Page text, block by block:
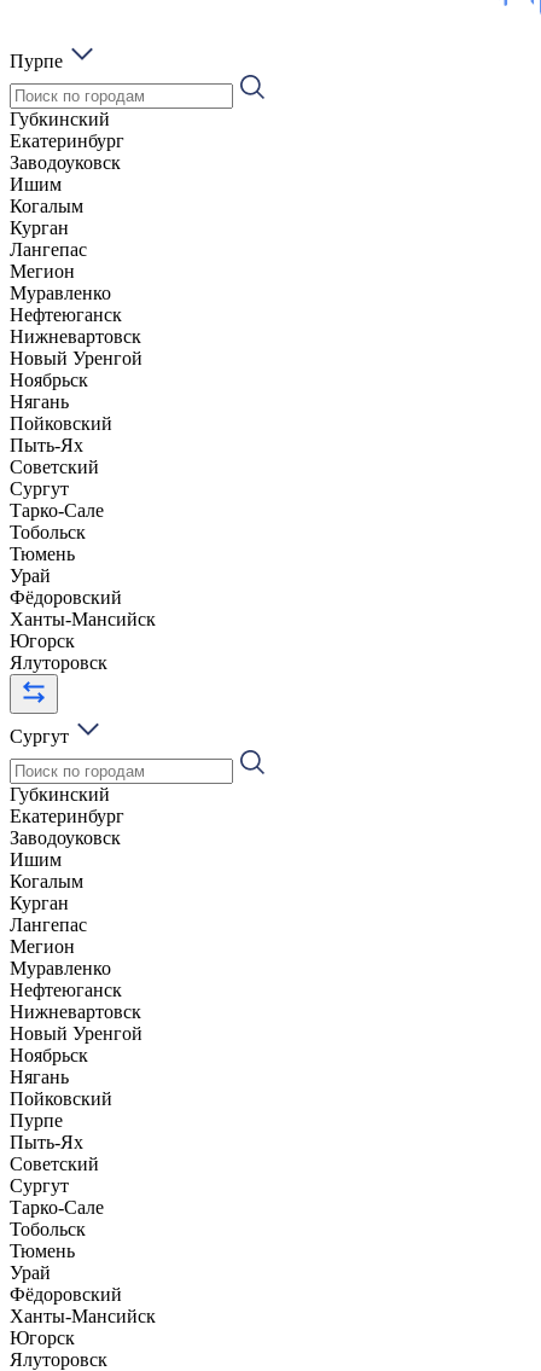
Пурпе
Губкинский
Екатеринбург
Заводоуковск
Ишим
Когалым
Курган
Лангепас
Мегион
Муравленко
Нефтеюганск
Нижневартовск
Новый Уренгой
Ноябрьск
Нягань
Пойковский
Пыть-Ях
Советский
Сургут
Тарко-Сале
Тобольск
Тюмень
Урай
Фёдоровский
Ханты-Мансийск
Югорск
Ялуторовск
Сургут
Губкинский
Екатеринбург
Заводоуковск
Ишим
Когалым
Курган
Лангепас
Мегион
Муравленко
Нефтеюганск
Нижневартовск
Новый Уренгой
Ноябрьск
Нягань
Пойковский
Пурпе
Пыть-Ях
Советский
Сургут
Тарко-Сале
Тобольск
Тюмень
Урай
Фёдоровский
Ханты-Мансийск
Югорск
Ялуторовск